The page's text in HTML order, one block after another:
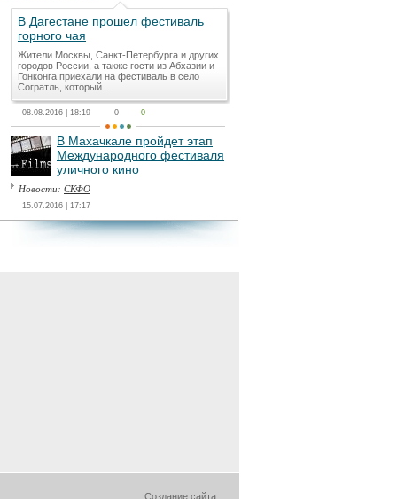
В Дагестане прошел фестиваль
горного чая
Жители Москвы, Санкт-Петербурга и других
городов России, а также гости из Абхазии и
Гонконга приехали на фестиваль в село
Согратль, который...
08.08.2016 | 18:19 0 0
В Махачкале пройдет этап
Международного фестиваля
уличного кино
Новости: СКФО
15.07.2016 | 17:17
Создание сайта